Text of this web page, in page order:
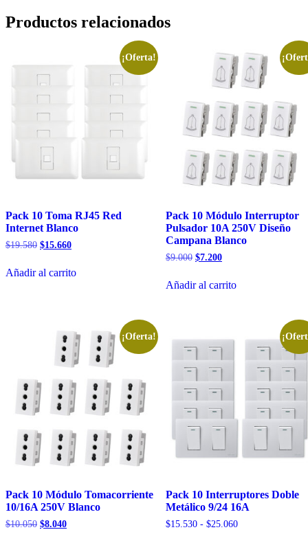
Productos relacionados
¡Oferta!
Pack 10 Toma RJ45 Red
Internet Blanco
$19.580 El
original
era:
$15.660El
es:
Añadir al carrito
Pack 10 Módulo Interruptor
Pulsador 10A 250V Diseño
Campana Blanco
$9.000 El
original
era:
$7.200El
actual
es:
Añadir al carrito
¡Oferta!
Pack 10 Módulo Tomacorriente
10/16A 250V Blanco
$10.050 El
$8.040El
Pack 10 Interruptores Doble
Metálico 9/24 16A
$15.530 - $25.060Rango